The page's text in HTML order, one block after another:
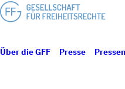
Über die GFF Presse